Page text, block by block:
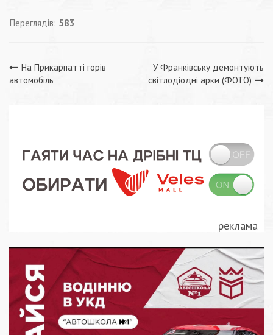
Переглядів: 583
Навігація
На Прикарпатті горів
автомобіль
У Франківську демонтують
світлодіодні арки (ФОТО)